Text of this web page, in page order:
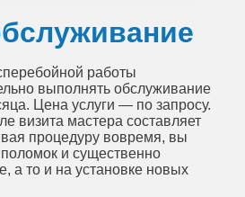
работы
выполнять обслуживание
Цена услуги — по запросу.
визита мастера составляет
процедуру вовремя, вы
и существенно
а то и на установке новых